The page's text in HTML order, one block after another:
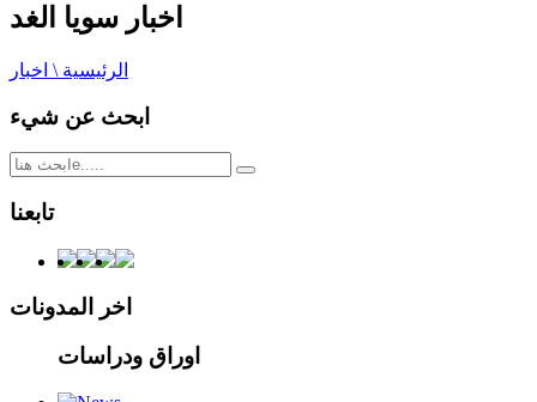
اخبار سويا الغد
الرئيسية \ اخبار
ابحث عن شيء
تابعنا
اخر المدونات
اوراق ودراسات